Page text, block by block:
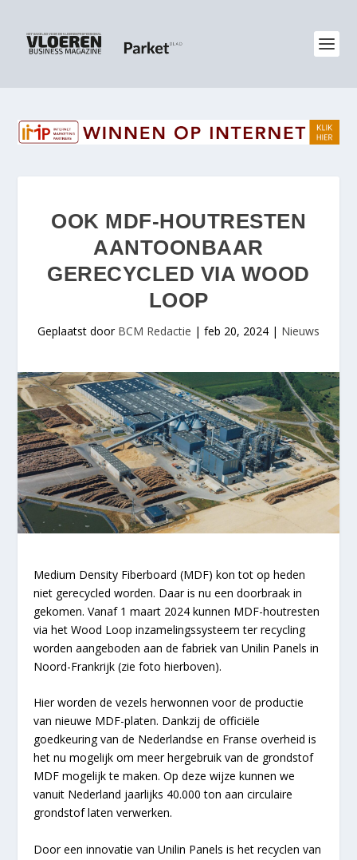
OOK MDF-HOUTRESTEN
AANTOONBAAR
GERECYCLED VIA WOOD
LOOP
Geplaatst door BCM Redactie | feb 20, 2024 | Nieuws
Medium Density Fiberboard (MDF) kon tot op heden
niet gerecycled worden. Daar is nu een doorbraak in
gekomen. Vanaf 1 maart 2024 kunnen MDF-houtresten
via het Wood Loop inzamelingssysteem ter recycling
worden aangeboden aan de fabriek van Unilin Panels in
Noord-Frankrijk (zie foto hierboven).
Hier worden de vezels herwonnen voor de productie
van nieuwe MDF-platen. Dankzij de officiële
goedkeuring van de Nederlandse en Franse overheid is
het nu mogelijk om meer hergebruik van de grondstof
MDF mogelijk te maken. Op deze wijze kunnen we
vanuit Nederland jaarlijks 40.000 ton aan circulaire
grondstof laten verwerken.
Door een innovatie van Unilin Panels is het recyclen van